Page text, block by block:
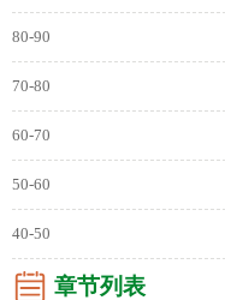
80-90
70-80
60-70
50-60
40-50
章节列表